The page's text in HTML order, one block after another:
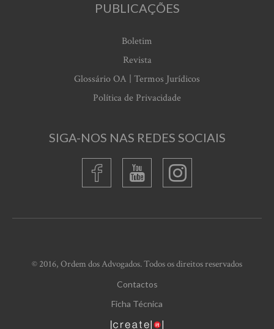
PUBLICAÇÕES
Boletim
Revista
Glossário OA | Termos Jurídicos
Política de Privacidade
SIGA-NOS NAS REDES SOCIAIS
© 2016, Ordem dos Advogados. Todos os direitos reservados
Contactos
Ficha Técnica